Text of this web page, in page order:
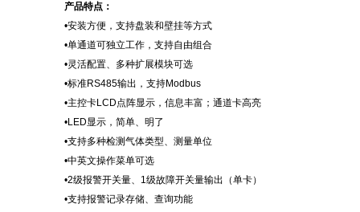
产品特点：
•安装方便，支持盘装和壁挂等方式
•单通道可独立工作，支持自由组合
•灵活配置、多种扩展模块可选
•标准RS485输出，支持Modbus
•主控卡LCD点阵显示，信息丰富；通道卡高亮
•LED显示，简单、明了
•支持多种检测气体类型、测量单位
•中英文操作菜单可选
•2级报警开关量、1级故障开关量输出（单卡）
•支持报警记录存储、查询功能